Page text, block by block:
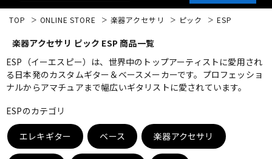
エレキギター アコギ/エレアコ
ベース ウクレレ
TOP ONLINE STORE 楽器アクセサリ ピック ESP
楽器アクセサリ ピック ESP 商品一覧
ESP（イーエスピー）は、世界中のトップアーティストに愛用され
る日本発のカスタムギター＆ベースメーカーです。プロフェッショ
ナルからアマチュアまで幅広いギタリストに愛されています。
ESPのカテゴリ
エレキギター ベース 楽器アクセサリ